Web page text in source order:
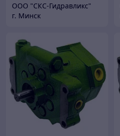
ООО "СКС-Гидравликс"
г. Минск